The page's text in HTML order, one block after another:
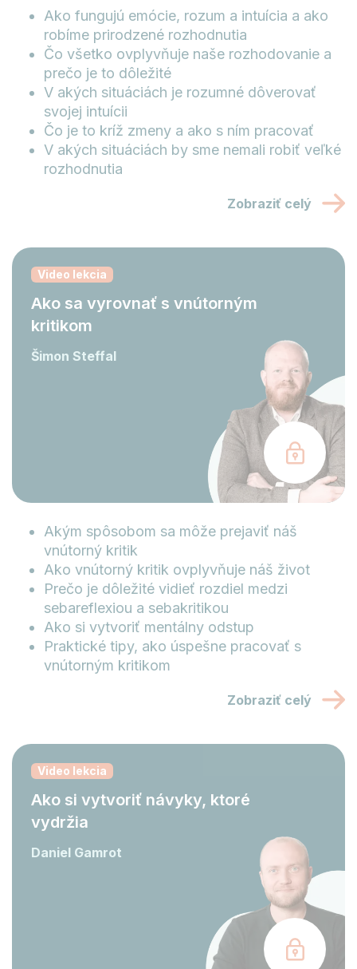
Ako fungujú emócie, rozum a intuícia a ako
robíme prirodzené rozhodnutia
Čo všetko ovplyvňuje naše rozhodovanie a
prečo je to dôležité
V akých situáciách je rozumné dôverovať
svojej intuícii
Čo je to kríž zmeny a ako s ním pracovať
V akých situáciách by sme nemali robiť veľké
rozhodnutia
Zobraziť celý
Video lekcia
Ako sa vyrovnať s vnútorným
kritikom
Šimon Steffal
Akým spôsobom sa môže prejaviť náš
vnútorný kritik
Ako vnútorný kritik ovplyvňuje náš život
Prečo je dôležité vidieť rozdiel medzi
sebareflexiou a sebakritikou
Ako si vytvoriť mentálny odstup
Praktické tipy, ako úspešne pracovať s
vnútorným kritikom
Zobraziť celý
Video lekcia
Ako si vytvoriť návyky, ktoré
vydržia
Daniel Gamrot